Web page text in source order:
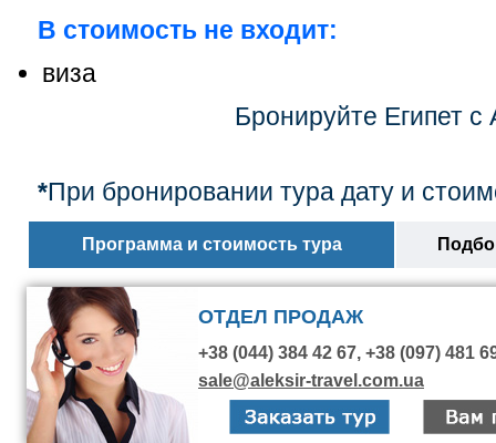
В стоимость не входит:
виза
Бронируйте Египет с
*При бронировании тура дату и
Программа и стоимость тура
ОТДЕЛ ПРОДАЖ
+38 (044) 384 42 67, +38 (097) 481
sale@aleksir-travel.com.ua